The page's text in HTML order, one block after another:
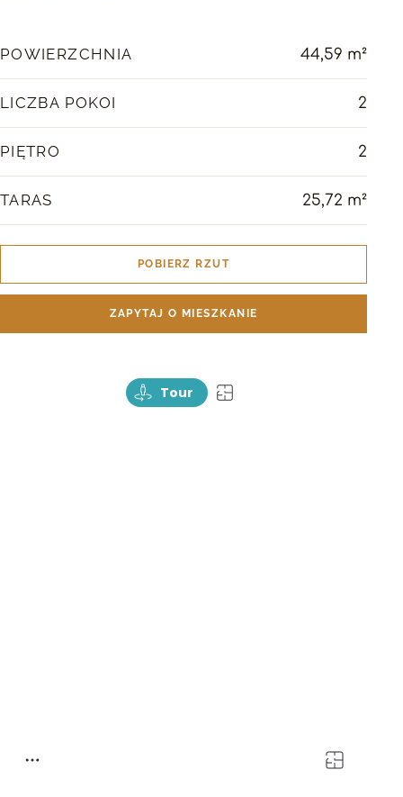
POWIERZCHNIA 44,59 m²
LICZBA POKOI 2
PIĘTRO 2
TARAS 25,72 m²
POBIERZ RZUT
ZAPYTAJ O MIESZKANIE